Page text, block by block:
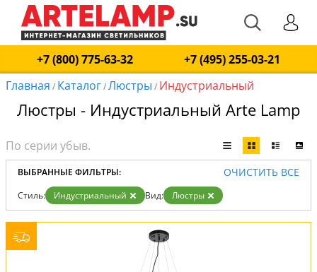
+7 (800) 775-63-32
+7 (495) 255-03-21
Главная / Каталог/Люстры / Индустриальный
Люстры - Индустриальный Arte Lamp
ВЫБРАННЫЕ ФИЛЬТРЫ: ОЧИСТИТЬ ВСЕ
Стиль: Индустриальный Вид: Люстры